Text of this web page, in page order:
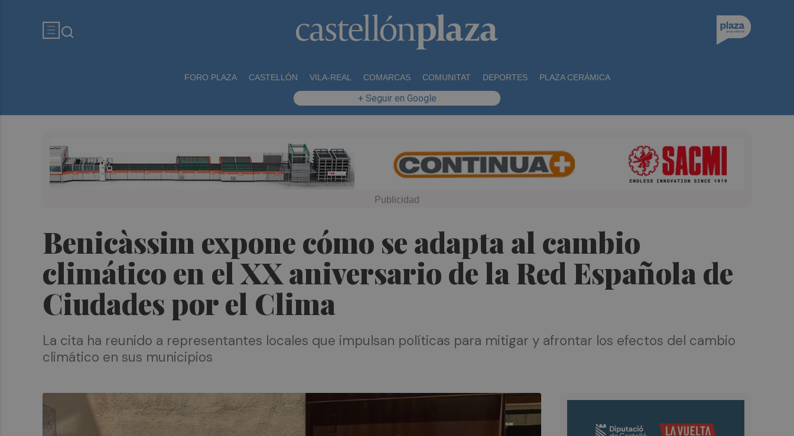
FORO PLAZA CASTELLÓN VILA-REAL COMARCAS COMUNITAT DEPORTES PLAZA CERÁMICA
+ Seguir en Google
Benicàssim expone cómo se adapta al cambio
climático en el XX aniversario de la Red Española de
Ciudades por el Clima
La cita ha reunido a representantes locales que impulsan políticas para mitigar y afrontar los efectos del cambio
climático en sus municipios